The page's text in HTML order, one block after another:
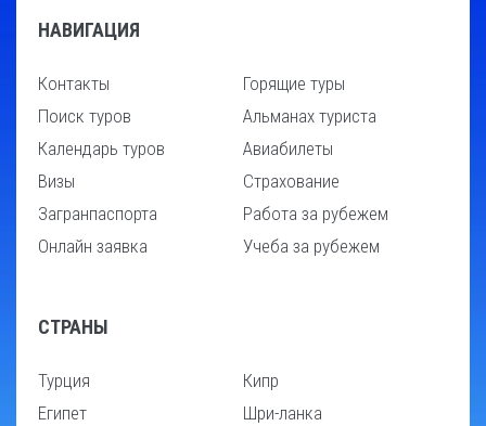
НАВИГАЦИЯ
Контакты
Поиск туров
Календарь туров
Визы
Загранпаспорта
Онлайн заявка
Горящие туры
Альманах туриста
Авиабилеты
Страхование
Работа за рубежем
Учеба за рубежем
СТРАНЫ
Турция
Египет
Кипр
Шри-ланка